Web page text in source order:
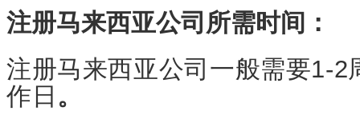
注册马来西亚公司所需时间：
注册马来西亚公司一般需要1-2
作日 。